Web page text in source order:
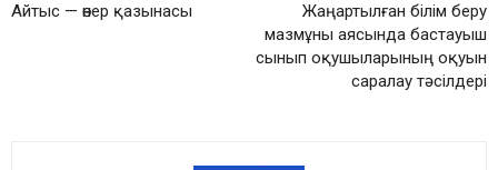
Айтыс — өнер қазынасы
Жаңартылған білім беру
мазмұны аясында бастауыш
сынып оқушыларының оқуын
саралау тәсілдері